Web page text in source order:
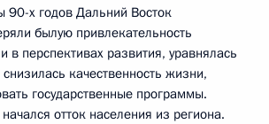
90-х годов Дальний Восток
былую привлекательность
в перспективах развития, уравнялась
качественность жизни,
государственные программы.
отток населения из региона.